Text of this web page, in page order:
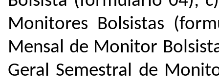
Monitores Bolsistas
Mensal de Monitor
Geral Semestral de